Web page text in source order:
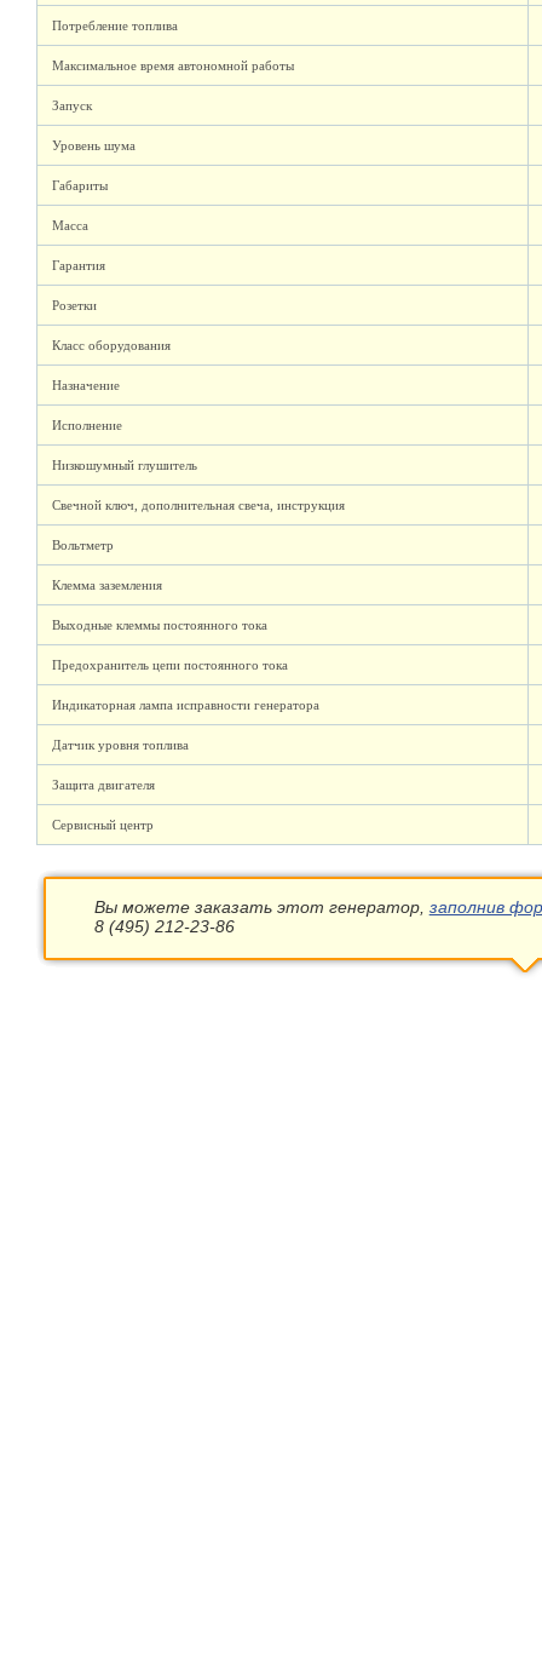
Потребление топлива
Максимальное время автономной работы
Запуск
Уровень шума
Габариты
Масса
Гарантия
Розетки
Класс оборудования
Назначение
Исполнение
Низкошумный глушитель
Свечной ключ, дополнительная свеча, инструкция
Вольтметр
Клемма заземления
Выходные клеммы постоянного тока
Предохранитель цепи постоянного тока
Индикаторная лампа исправности генератора
Датчик уровня топлива
Защита двигателя
Сервисный центр
Вы можете заказать этот генератор, заполнив
8 (495) 212-23-86